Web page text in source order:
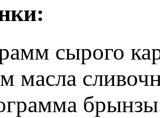
сырого
масла